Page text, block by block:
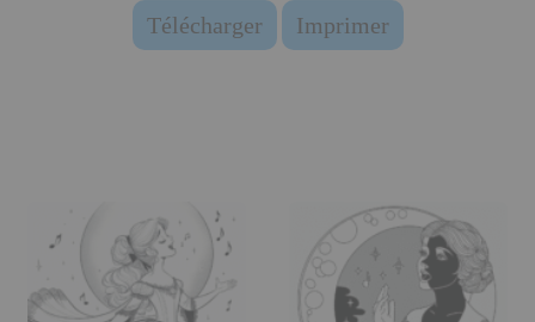
Télécharger Imprimer